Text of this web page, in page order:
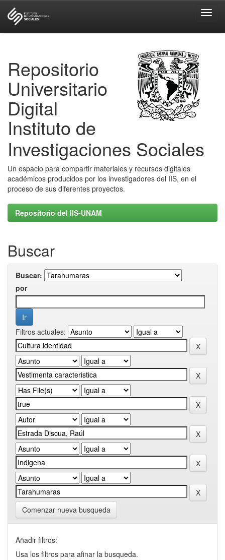
Repositorio
Universitario
Digital
Instituto de
Investigaciones Sociales
Un espacio para compartir materiales y recursos digitales
académicos producidos por los investigadores del IIS, en el
proceso de sus diferentes proyectos.
Repositorio del IIS-UNAM
Buscar
Buscar:
por
Filtros actuales:
Comenzar nueva busqueda
Añadir filtros:
Usa los filtros para afinar la busqueda.